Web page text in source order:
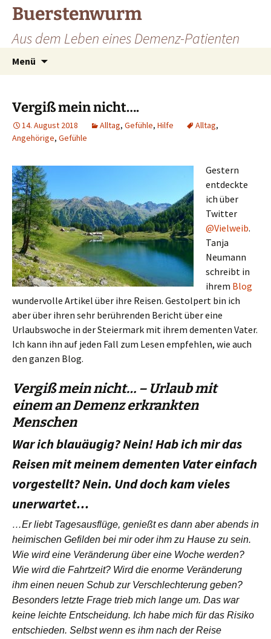
Zum
Inhalt
springen
Buerstenwurm
Aus dem Leben eines Demenz-Patienten
Menü
Vergiß mein nicht….
14. August 2018 Alltag, Gefühle, Hilfe Alltag,
Angehörige, Gefühle
Gestern
entdeckte
ich über
Twitter
@Vielweib.
Tanja
Neumann
schreibt in
ihrem Blog
wundervolle Artikel über ihre Reisen. Gestolpert bin ich
aber über ihren sehr berührenden Bericht über eine
Urlaubswoche in der Steiermark mit ihrem dementen Vater.
Ich kann ihn auf jeden Fall zum Lesen empfehlen, wie auch
den ganzen Blog.
Vergiß mein nicht… – Urlaub mit
einem an Demenz erkrankten
Menschen
War ich blauäugig? Nein! Hab ich mir das
Reisen mit meinem dementen Vater einfach
vorgestellt? Nein. Und doch kam vieles
unerwartet…
…Er liebt Tagesausflüge, genießt es dann aber abends in
heimischen Gefilden bei mir oder ihm zu Hause zu sein.
Wie wird eine Veränderung über eine Woche werden?
Wie wird die Fahrtzeit? Wird die enorme Veränderung
ihm einen neuen Schub zur Verschlechterung geben?
Besonders letzte Frage trieb mich lange um. Das war
keine leichte Entscheidung. Ich habe mich für das Risiko
entschieden. Selbst wenn es ihm nach der Reise